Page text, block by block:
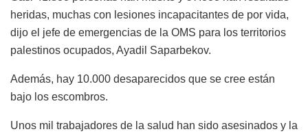
heridas, muchas con lesiones incapacitantes de por vida,
dijo el jefe de emergencias de la OMS para los territorios
palestinos ocupados, Ayadil Saparbekov.
Además, hay 10.000 desaparecidos que se cree están
bajo los escombros.
Unos mil trabajadores de la salud han sido asesinados y la